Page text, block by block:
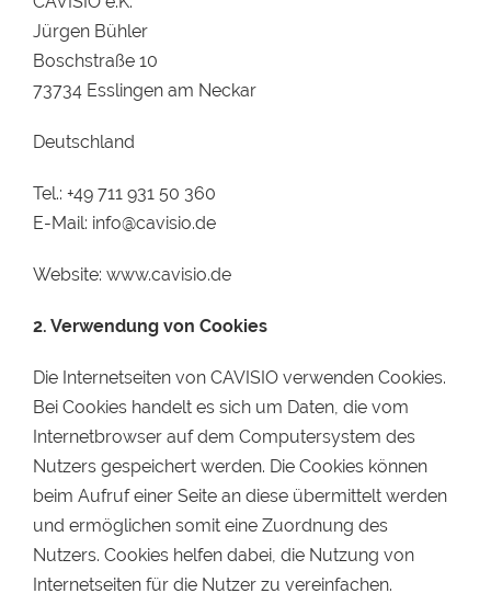
Jürgen Bühler
Boschstraße 10
73734 Esslingen am Neckar
Deutschland
Tel.: +49 711 931 50 360
E-Mail: info@cavisio.de
Website: www.cavisio.de
2. Verwendung von Cookies
Die Internetseiten von CAVISIO verwenden Cookies.
Bei Cookies handelt es sich um Daten, die vom
Internetbrowser auf dem Computersystem des
Nutzers gespeichert werden. Die Cookies können
beim Aufruf einer Seite an diese übermittelt werden
und ermöglichen somit eine Zuordnung des
Nutzers. Cookies helfen dabei, die Nutzung von
Internetseiten für die Nutzer zu vereinfachen.